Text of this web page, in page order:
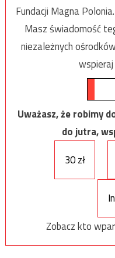
Fundacji Magna Polonia.
Masz świadomość
niezależnych
Uważasz, że robimy
do jutra,
30 zł
Zobacz kto